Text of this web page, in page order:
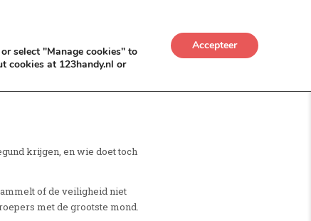
krijgen, en wie doet toch
of de veiligheid niet
met de grootste mond.
select "Manage cookies" to
cookies at 123handy.nl or
Accepteer